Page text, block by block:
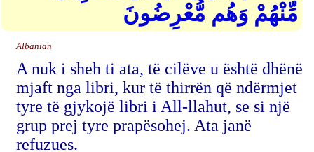
مِّنْهُمْ وَهُم مُّعْرِضُونَ
Albanian
A nuk i sheh ti ata, të cilëve u është dhënë
mjaft nga libri, kur të thirrën që ndërmjet
tyre të gjykojë libri i All-llahut, se si një
grup prej tyre prapësohej. Ata janë
refuzues.